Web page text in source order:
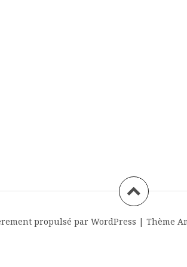
propulsé par WordPress | Thème